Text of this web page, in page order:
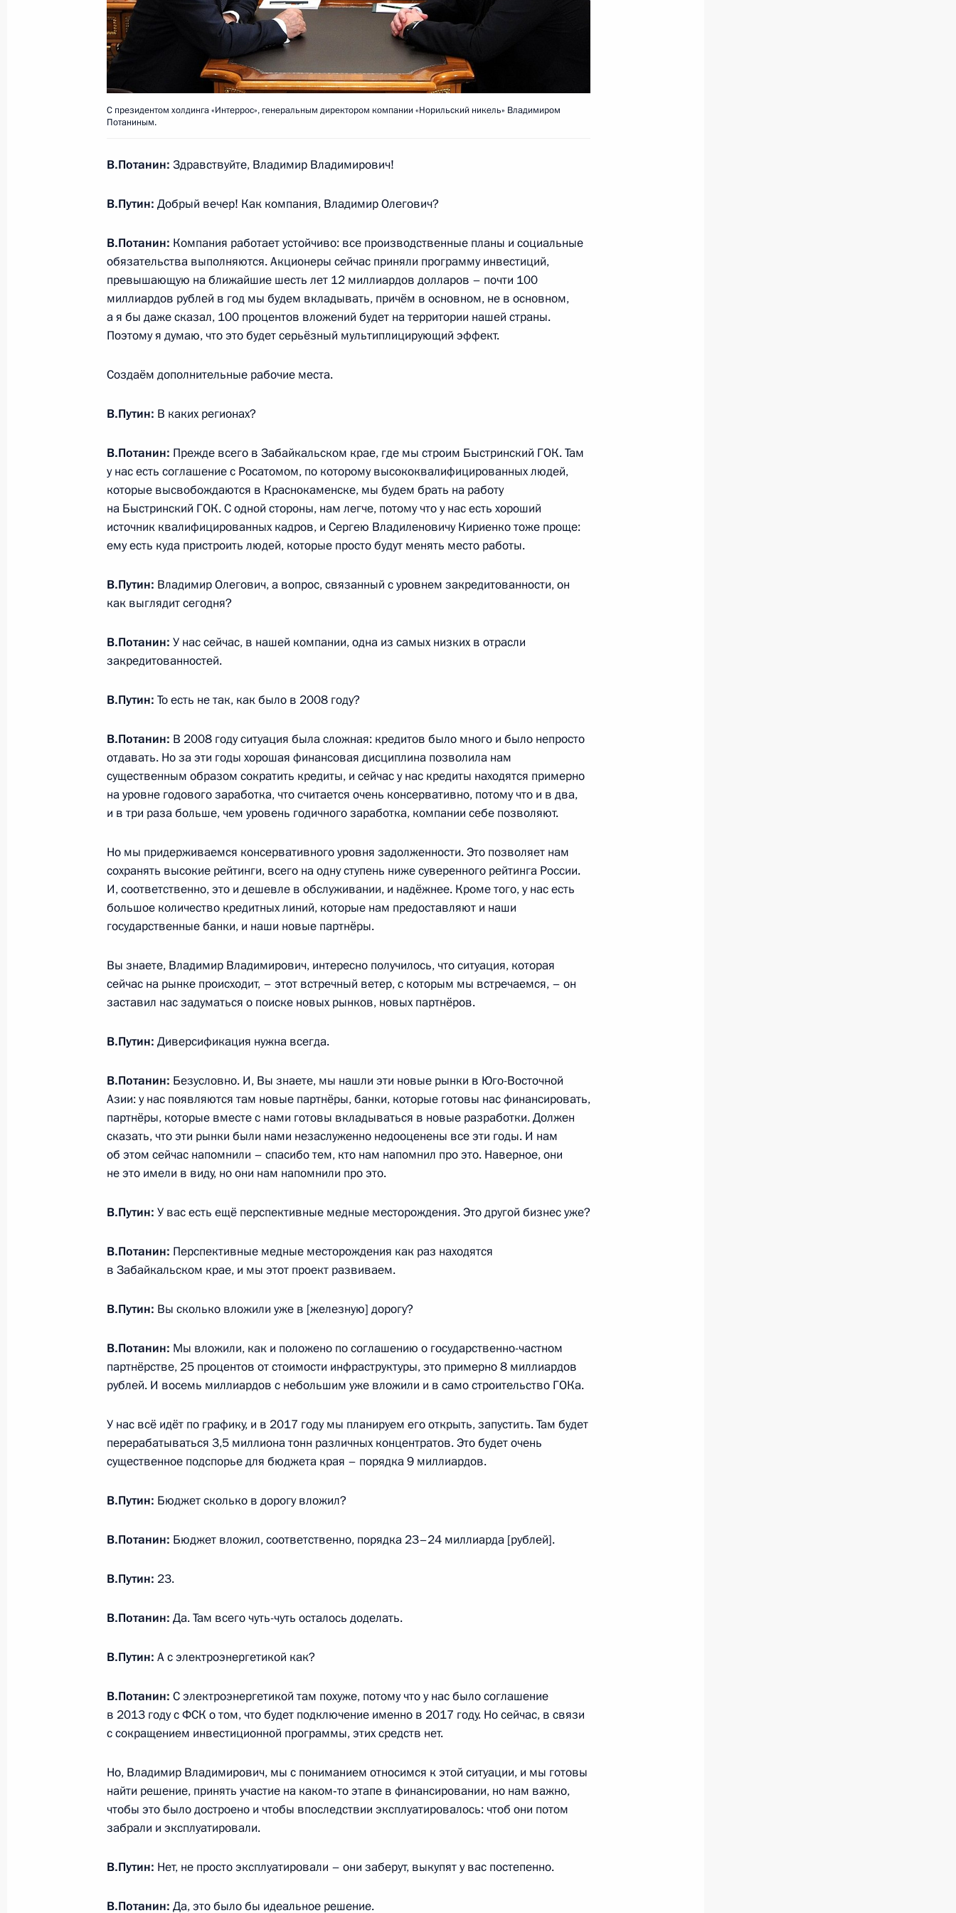
Встреча с офицерами, назначенными на высшие командные
Телефонный разговор с Ангелой Меркель, Франсуа Олландом
31 октября 2014 года, 14:00
Приветствие участникам, организаторам и гостям Фестиваля
Русского географического общества
31 октября 2014 года, 10:50
Встреча с председателем правления компании «НОВАТЭК»
30 октября 2014 года, четверг
Встреча с президентом Международной шахматной федерации
Кирсаном Илюмжиновым
Тулеевым
Съезд Российского союза ректоров
30 октября 2014 года, 16:15 Москва
7
Встреча с Владимиром Потаниным
Московская область, Ново-Огарёво
1
дороги» Владимиром Якуниным
29 октября 2014 года, 23:00 Московская область, Ново-Огарёво
29 октября 2014 года, 22:10
Встреча с Генеральным секретарём Интерпола Рональдом
Совещание по экономическим вопросам
29 октября 2014 года, 17:30 Московская область, Ново-Огарёво
Совещание с членами Правительства
29 октября 2014 года, 15:40 Московская область, Ново-Огарёво
Поздравление Евгению Примакову с юбилеем
29 октября 2014 года, 10:00
Людмилы Швецовой
29 октября 2014 года, 09:00 Московская область, Ново-Огарёво
28 октября 2014 года, вторник
Евгением Савченко
28 октября 2014 года, 21:15 Московская область, Ново-Огарёво
Заседание наблюдательного совета оргкомитета чемпионата
28 октября 2014 года, 19:00 Москва
С президентом холдинга «Интеррос», генеральным директором компании «Норильский никель» Владимиром
Потаниным.
В.Потанин: Здравствуйте, Владимир Владимирович!
В.Путин: Добрый вечер! Как компания, Владимир Олегович?
В.Потанин: Компания работает устойчиво: все производственные планы и социальные
обязательства выполняются. Акционеры сейчас приняли программу инвестиций,
превышающую на ближайшие шесть лет 12 миллиардов долларов – почти 100
миллиардов рублей в год мы будем вкладывать, причём в основном, не в основном,
а я бы даже сказал, 100 процентов вложений будет на территории нашей страны.
Поэтому я думаю, что это будет серьёзный мультиплицирующий эффект.
Создаём дополнительные рабочие места.
В.Путин: В каких регионах?
В.Потанин: Прежде всего в Забайкальском крае, где мы строим Быстринский ГОК. Там
у нас есть соглашение с Росатомом, по которому высококвалифицированных людей,
которые высвобождаются в Краснокаменске, мы будем брать на работу
на Быстринский ГОК. С одной стороны, нам легче, потому что у нас есть хороший
источник квалифицированных кадров, и Сергею Владиленовичу Кириенко тоже проще:
ему есть куда пристроить людей, которые просто будут менять место работы.
В.Путин: Владимир Олегович, а вопрос, связанный с уровнем закредитованности, он
как выглядит сегодня?
В.Потанин: У нас сейчас, в нашей компании, одна из самых низких в отрасли
закредитованностей.
В.Путин: То есть не так, как было в 2008 году?
В.Потанин: В 2008 году ситуация была сложная: кредитов было много и было непросто
отдавать. Но за эти годы хорошая финансовая дисциплина позволила нам
существенным образом сократить кредиты, и сейчас у нас кредиты находятся примерно
на уровне годового заработка, что считается очень консервативно, потому что и в два,
и в три раза больше, чем уровень годичного заработка, компании себе позволяют.
Но мы придерживаемся консервативного уровня задолженности. Это позволяет нам
сохранять высокие рейтинги, всего на одну ступень ниже суверенного рейтинга России.
И, соответственно, это и дешевле в обслуживании, и надёжнее. Кроме того, у нас есть
большое количество кредитных линий, которые нам предоставляют и наши
государственные банки, и наши новые партнёры.
Вы знаете, Владимир Владимирович, интересно получилось, что ситуация, которая
сейчас на рынке происходит, – этот встречный ветер, с которым мы встречаемся, – он
заставил нас задуматься о поиске новых рынков, новых партнёров.
В.Путин: Диверсификация нужна всегда.
В.Потанин: Безусловно. И, Вы знаете, мы нашли эти новые рынки в Юго-Восточной
Азии: у нас появляются там новые партнёры, банки, которые готовы нас финансировать,
партнёры, которые вместе с нами готовы вкладываться в новые разработки. Должен
сказать, что эти рынки были нами незаслуженно недооценены все эти годы. И нам
об этом сейчас напомнили – спасибо тем, кто нам напомнил про это. Наверное, они
не это имели в виду, но они нам напомнили про это.
В.Путин: У вас есть ещё перспективные медные месторождения. Это другой бизнес уже?
В.Потанин: Перспективные медные месторождения как раз находятся
в Забайкальском крае, и мы этот проект развиваем.
В.Путин: Вы сколько вложили уже в [железную] дорогу?
В.Потанин: Мы вложили, как и положено по соглашению о государственно-частном
партнёрстве, 25 процентов от стоимости инфраструктуры, это примерно 8 миллиардов
рублей. И восемь миллиардов с небольшим уже вложили и в само строительство ГОКа.
У нас всё идёт по графику, и в 2017 году мы планируем его открыть, запустить. Там будет
перерабатываться 3,5 миллиона тонн различных концентратов. Это будет очень
существенное подспорье для бюджета края – порядка 9 миллиардов.
В.Путин: Бюджет сколько в дорогу вложил?
В.Потанин: Бюджет вложил, соответственно, порядка 23–24 миллиарда [рублей].
В.Путин: 23.
В.Потанин: Да. Там всего чуть-чуть осталось доделать.
В.Путин: А с электроэнергетикой как?
В.Потанин: С электроэнергетикой там похуже, потому что у нас было соглашение
в 2013 году с ФСК о том, что будет подключение именно в 2017 году. Но сейчас, в связи
с сокращением инвестиционной программы, этих средств нет.
Но, Владимир Владимирович, мы с пониманием относимся к этой ситуации, и мы готовы
найти решение, принять участие на каком‑то этапе в финансировании, но нам важно,
чтобы это было достроено и чтобы впоследствии эксплуатировалось: чтоб они потом
забрали и эксплуатировали.
В.Путин: Нет, не просто эксплуатировали – они заберут, выкупят у вас постепенно.
В.Потанин: Да, это было бы идеальное решение.